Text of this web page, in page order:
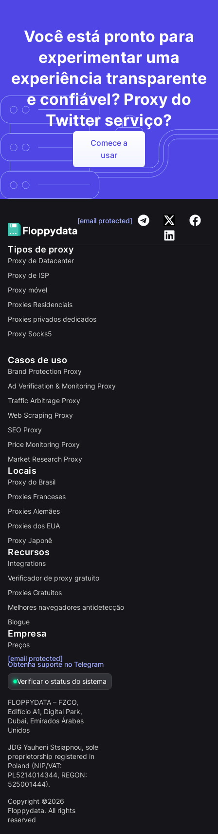
Você está pronto para
experimentar uma
experiência transparente
e confiável? Proxy do
Twitter serviço?
Comece a
usar
[email protected]
Tipos de proxy
Proxy de Datacenter
Proxy de ISP
Proxy móvel
Proxies Residenciais
Proxies privados dedicados
Proxy Socks5
Casos de uso
Brand Protection Proxy
Ad Verification & Monitoring Proxy
Traffic Arbitrage Proxy
Web Scraping Proxy
SEO Proxy
Price Monitoring Proxy
Market Research Proxy
Locais
Proxy do Brasil
Proxies Franceses
Proxies Alemães
Proxies dos EUA
Proxy Japonê
Recursos
Integrations
Verificador de proxy gratuito
Proxies Gratuitos
Melhores navegadores antidetecção
Blogue
Empresa
Preços
[email protected]
Obtenha suporte no Telegram
Verificar o status do sistema
FLOPPYDATA – FZCO,
Edifício A1, Digital Park,
Dubai, Emirados Árabes
Unidos
JDG Yauheni Stsiapnou, sole
proprietorship registered in
Poland (NIP/VAT:
PL5214014344, REGON:
525001444).
Copyright ©2026
Floppydata. All rights
reserved